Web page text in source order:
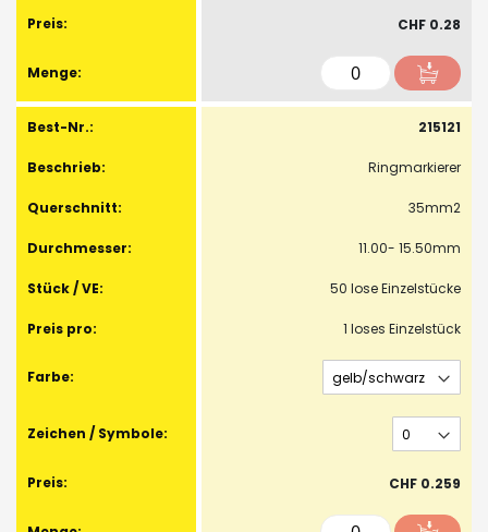
CHF 0.28
215121
Ringmarkierer
35mm2
11.00- 15.50mm
50 lose Einzelstücke
1 loses Einzelstück
CHF 0.259